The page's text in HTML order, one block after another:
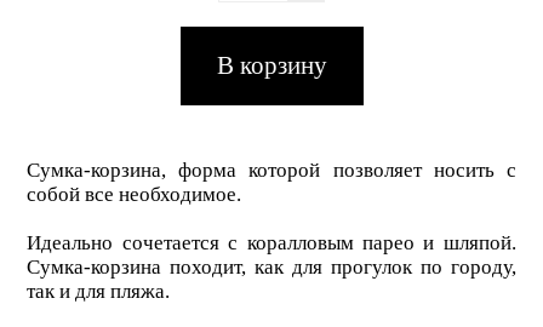
Сумка-корзина, форма которой позволяет носить с
собой все необходимое.
Идеально сочетается с коралловым парео и шляпой.
Сумка-корзина походит, как для прогулок по городу,
так и для пляжа.